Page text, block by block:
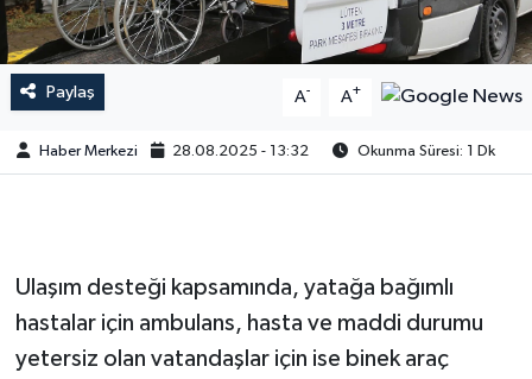
Paylaş A- A+
Haber Merkezi 28.08.2025 - 13:32 Okunma Süresi: 1 Dk
Ulaşım desteği kapsamında, yatağa bağımlı
hastalar için ambulans, hasta ve maddi durumu
yetersiz olan vatandaşlar için ise binek araç